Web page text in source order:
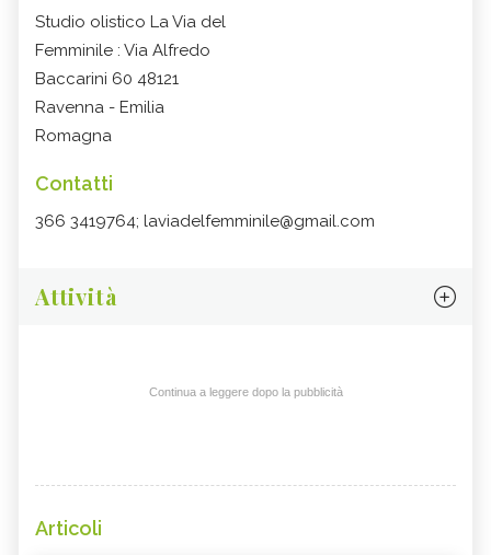
Studio olistico La Via del
Femminile : Via Alfredo
Baccarini 60 48121
Ravenna - Emilia
Romagna
Contatti
366 3419764; laviadelfemminile@gmail.com
Attività
Continua a leggere dopo la pubblicità
Articoli